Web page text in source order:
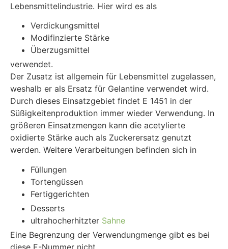
Lebensmittelindustrie. Hier wird es als
Verdickungsmittel
Modifinzierte Stärke
Überzugsmittel
verwendet.
Der Zusatz ist allgemein für Lebensmittel zugelassen,
weshalb er als Ersatz für Gelantine verwendet wird.
Durch dieses Einsatzgebiet findet E 1451 in der
Süßigkeitenproduktion immer wieder Verwendung. In
größeren Einsatzmengen kann die acetylierte
oxidierte Stärke auch als Zuckerersatz genutzt
werden. Weitere Verarbeitungen befinden sich in
Füllungen
Tortengüssen
Fertiggerichten
Desserts
ultrahocherhitzter Sahne
Eine Begrenzung der Verwendungmenge gibt es bei
diese E-Nummer nicht.